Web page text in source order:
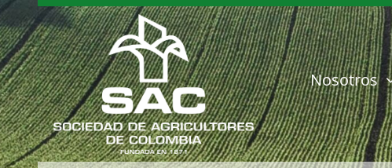
Saltar
al
contenido
Nosotros